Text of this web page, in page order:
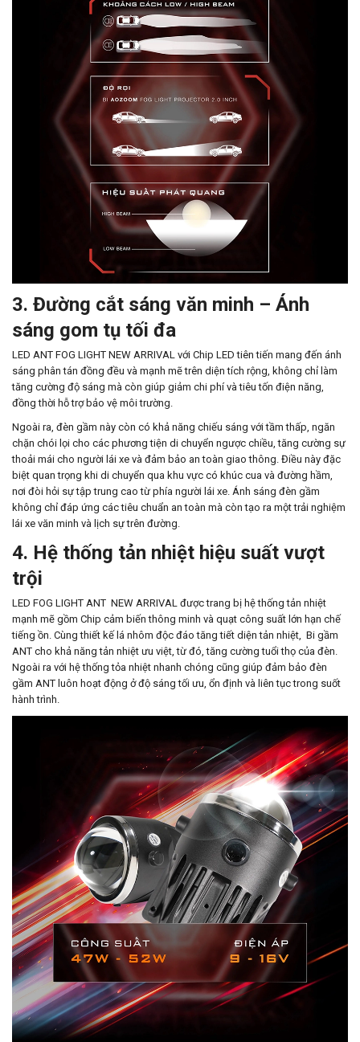
3. Đường cắt sáng văn minh – Ánh
sáng gom tụ tối đa
LED ANT FOG LIGHT NEW ARRIVAL với Chip LED tiên tiến mang đến ánh
sáng phân tán đồng đều và mạnh mẽ trên diện tích rộng, không chỉ làm
tăng cường độ sáng mà còn giúp giảm chi phí và tiêu tốn điện năng,
đồng thời hỗ trợ bảo vệ môi trường.
Ngoài ra, đèn gầm này còn có khả năng chiếu sáng với tầm thấp, ngăn
chặn chói lọi cho các phương tiện di chuyển ngược chiều, tăng cường sự
thoải mái cho người lái xe và đảm bảo an toàn giao thông. Điều này đặc
biệt quan trọng khi di chuyển qua khu vực có khúc cua và đường hầm,
nơi đòi hỏi sự tập trung cao từ phía người lái xe. Ánh sáng đèn gầm
không chỉ đáp ứng các tiêu chuẩn an toàn mà còn tạo ra một trải nghiệm
lái xe văn minh và lịch sự trên đường.
4. Hệ thống tản nhiệt hiệu suất vượt
trội
LED FOG LIGHT ANT NEW ARRIVAL được trang bị hệ thống tản nhiệt
mạnh mẽ gồm Chip cảm biến thông minh và quạt công suất lớn hạn chế
tiếng ồn. Cùng thiết kế lá nhôm độc đáo tăng tiết diện tản nhiệt, Bi gầm
ANT cho khả năng tản nhiệt ưu việt, từ đó, tăng cường tuổi thọ của đèn.
Ngoài ra với hệ thống tỏa nhiệt nhanh chóng cũng giúp đảm bảo đèn
gầm ANT luôn hoạt động ở độ sáng tối ưu, ổn định và liên tục trong suốt
hành trình.